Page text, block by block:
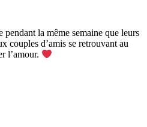
la même semaine que leurs
couples d’amis se retrouvant au
l’amour.